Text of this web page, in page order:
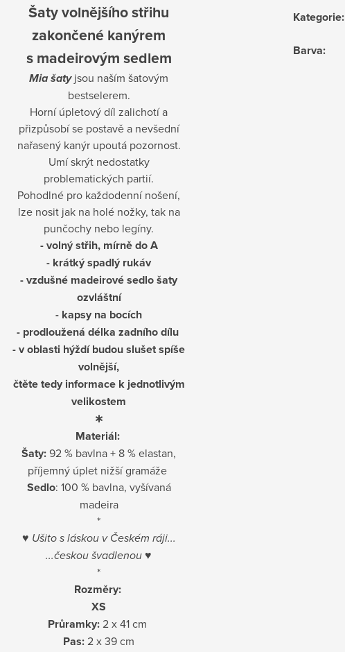
Šaty volnějšího střihu
zakončené kanýrem
s madeirovým sedlem
Mia šatyjsou naším šatovým
bestselerem.
Horní úpletový díl zalichotí a
přizpůsobí se postavě a nevšední
nařasený kanýr upoutá pozornost.
Umí skrýt nedostatky
problematických partií.
Pohodlné pro každodenní nošení,
lze nosit jak na holé nožky, tak na
punčochy nebo legíny.
- volný střih, mírně do A
- krátký spadlý rukáv
- vzdušné madeirové sedlo šaty
ozvláštní
- kapsy na bocích
- prodloužená délka zadního dílu
- v oblasti hýždí budou slušet spíše
volnější,
čtěte tedy informace k jednotlivým
velikostem
∗
Materiál:
Šaty:92 % bavlna + 8 % elastan,
příjemný úplet nižší gramáže
Sedlo: 100 % bavlna, vyšívaná
madeira
*
♥ Ušito s láskou v Českém ráji...
...českou švadlenou ♥
*
Rozměry:
XS
Průramky:2 x 41 cm
Pas:2 x 39 cm
Kategorie:
Barva: